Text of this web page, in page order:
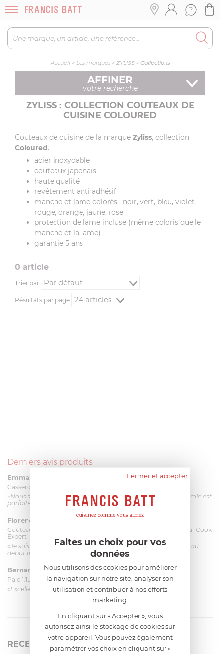
Accueil> Les marques> ZYLISS> Collections
AFFINER
votre recherche
ZYLISS : COLLECTION COUTEAUX DE
CUISINE COLOURED
Couteaux de cuisine de la marque Zyliss, collection
Coloured.
acier inoxydable
couteaux japonais
haute qualité
revêtement anti adhésif
manche et lame colorés : noir, vert, bleu, violet,
rouge, orange, jaune, rose
protection de lame incluse (même coloris que le
manche et la lame)
garantie 5 ans
0 article
Trier par
Résultats par page
Derniers avis produits
Emmanuel 56 ans le 23/06/2026 à 12:04
Casserole mini 9 cm Castelpro 5 ply poignée fixe
«Nous sommes dans un produit de haute qualité. Cette casserole est
parfaite pour l'élaboration des sauces et vient complé...»
Florence 63 ans
Couteau complet avec lame, joint & écrou pour le robot cuiseur Cook
Expert
«Je suis satisfaite du couteau Magimix. L'écrou est un peu dur au
début mais ça le fait. La livraison a été très rapide. ...»
Bernard le 23/06/2026 à 09:43
Pale 1.1L pour Glacier Magimix 11031/121/123/124
«Excellent: produit et livraison»
RECEVEZ LA NEWSLETTER
Fermer et accepter
Faites un choix pour vos
données
Nous utilisons des cookies pour améliorer
la navigation sur notre site, analyser son
utilisation et contribuer à nos efforts
marketing.
En cliquant sur « Accepter », vous
autorisez ainsi le stockage de cookies sur
votre appareil. Vous pouvez également
paramétrer vos choix en cliquant sur «